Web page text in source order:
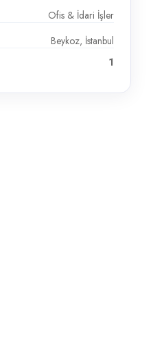
Ofis & İdari İşler
Beykoz, İstanbul
1